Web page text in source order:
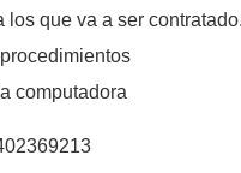
los que va a ser
computadora